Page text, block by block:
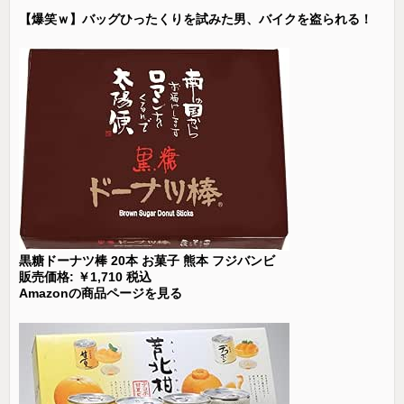
【爆笑ｗ】バッグひったくりを試みた男、バイクを盗られる！
黒糖ドーナツ棒 20本 お菓子 熊本 フジバンビ
販売価格: ￥1,710 税込
Amazonの商品ページを見る